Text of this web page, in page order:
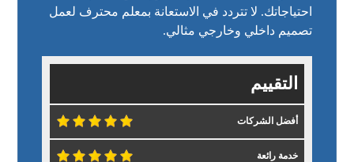
احتياجاتك. لا تتردد في الاستعانة بمعلم محترف لعمل
تصميم داخلي وخارجي مثالي.
التقييم
أفضل الشركات
خدمة رائعة